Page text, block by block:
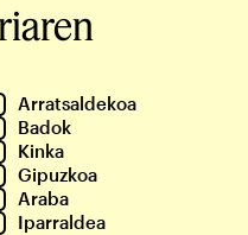
Arratsaldekoa
Badok
Kinka
Gipuzkoa
Araba
Iparraldea